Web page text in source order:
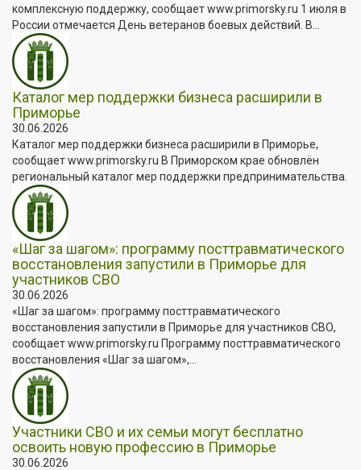
комплексную поддержку, сообщает www.primorsky.ru 1 июля в
России отмечается День ветеранов боевых действий. В...
Каталог мер поддержки бизнеса расширили в
Приморье
30.06.2026
Каталог мер поддержки бизнеса расширили в Приморье,
сообщает www.primorsky.ru В Приморском крае обновлён
региональный каталог мер поддержки предпринимательства.
«Шаг за шагом»: программу посттравматического
восстановления запустили в Приморье для
участников СВО
30.06.2026
«Шаг за шагом»: программу посттравматического
восстановления запустили в Приморье для участников СВО,
сообщает www.primorsky.ru Программу посттравматического
восстановления «Шаг за шагом»,...
Участники СВО и их семьи могут бесплатно
освоить новую профессию в Приморье
30.06.2026